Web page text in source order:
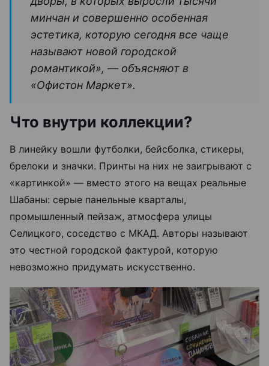
минчан и совершенно особенная
эстетика, которую сегодня все чаще
называют новой городской
романтикой», — объясняют в
«Офистон Маркет».
Что внутри коллекции?
В линейку вошли футболки, бейсболка, стикеры,
брелоки и значки. Принты на них не заигрывают с
«картинкой» — вместо этого на вещах реальные
Шабаны: серые панельные кварталы,
промышленный пейзаж, атмосфера улицы
Селицкого, соседство с МКАД. Авторы называют
это честной городской фактурой, которую
невозможно придумать искусственно.